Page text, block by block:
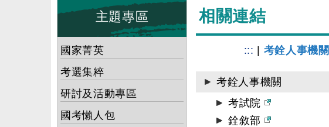
主題專區
國家菁英
考選集粹
研討及活動專區
國考懶人包
:::
相關連結
::: 考銓人事機關
考銓人事機關
考試院
銓敘部